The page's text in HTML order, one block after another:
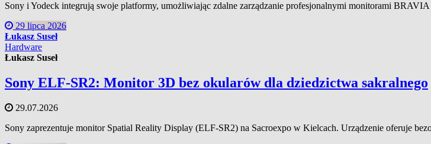
Sony i Yodeck integrują swoje platformy, umożliwiając zdalne zarządzanie profesjonalnymi monitorami
29 lipca 2026
Łukasz Suseł
Hardware
Łukasz Suseł
Sony ELF-SR2: Monitor 3D bez okularów dla dziedzictwa sakralnego
29.07.2026
Sony zaprezentuje monitor Spatial Reality Display (ELF-SR2) na Sacroexpo w Kielcach. Urządzenie oferuje